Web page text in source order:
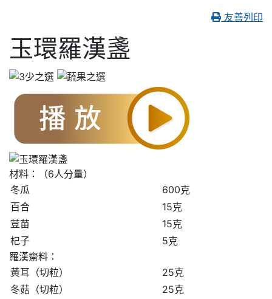
友善列印
玉環羅漢盞
材料：（6人分量）
冬瓜
600克
百合
15克
荳苗
15克
杞子
5克
羅漢齋料：
黃耳（切粒）
25克
冬菇（切粒）
25克